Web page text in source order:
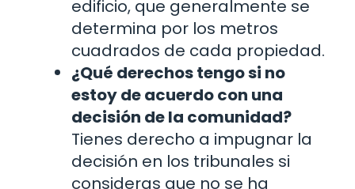
edificio, que generalmente se
determina por los metros
cuadrados de cada propiedad.
¿Qué derechos tengo si no
estoy de acuerdo con una
decisión de la comunidad?
Tienes derecho a impugnar la
decisión en los tribunales si
consideras que no se ha